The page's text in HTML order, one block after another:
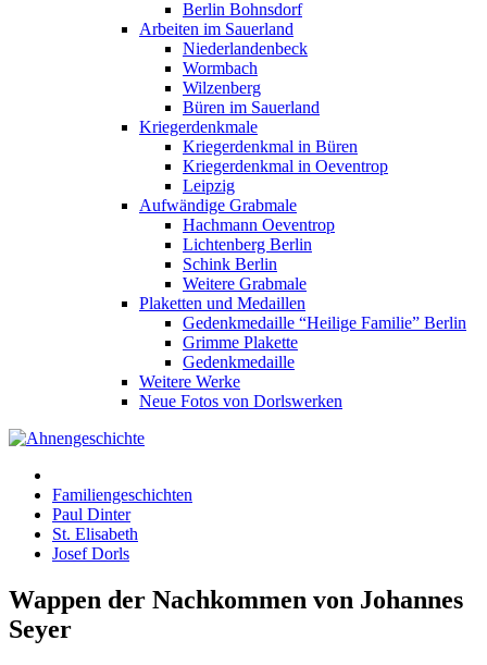
Berlin Bohnsdorf
Arbeiten im Sauerland
Niederlandenbeck
Wormbach
Wilzenberg
Büren im Sauerland
Kriegerdenkmale
Kriegerdenkmal in Büren
Kriegerdenkmal in Oeventrop
Leipzig
Aufwändige Grabmale
Hachmann Oeventrop
Lichtenberg Berlin
Schink Berlin
Weitere Grabmale
Plaketten und Medaillen
Gedenkmedaille “Heilige Familie” Berlin
Grimme Plakette
Gedenkmedaille
Weitere Werke
Neue Fotos von Dorlswerken
Familiengeschichten
Paul Dinter
St. Elisabeth
Josef Dorls
Wappen der Nachkommen von Johannes
Seyer